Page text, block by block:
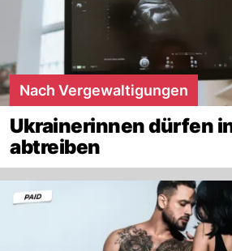
Nach Vergewaltigungen
Ukrainerinnen dürfen
abtreiben